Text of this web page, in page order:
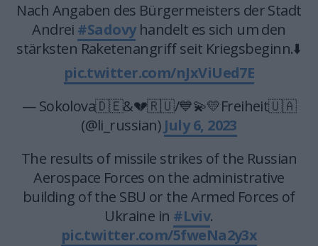
Nach Angaben des Bürgermeisters der Stadt
Andrei #Sadovyhandelt es sich um den
stärksten Raketenangriff seit Kriegsbeginn.⬇️
pic.twitter.com/nJxViUed7E
— Sokolova🇩🇪&💔🇷🇺/💙💫💛Freiheit🇺🇦
(@li_russian) July 6, 2023
The results of missile strikes of the Russian
Aerospace Forces on the administrative
building of the SBU or the Armed Forces of
Ukraine in #Lviv.
pic.twitter.com/5fweNa2y3x